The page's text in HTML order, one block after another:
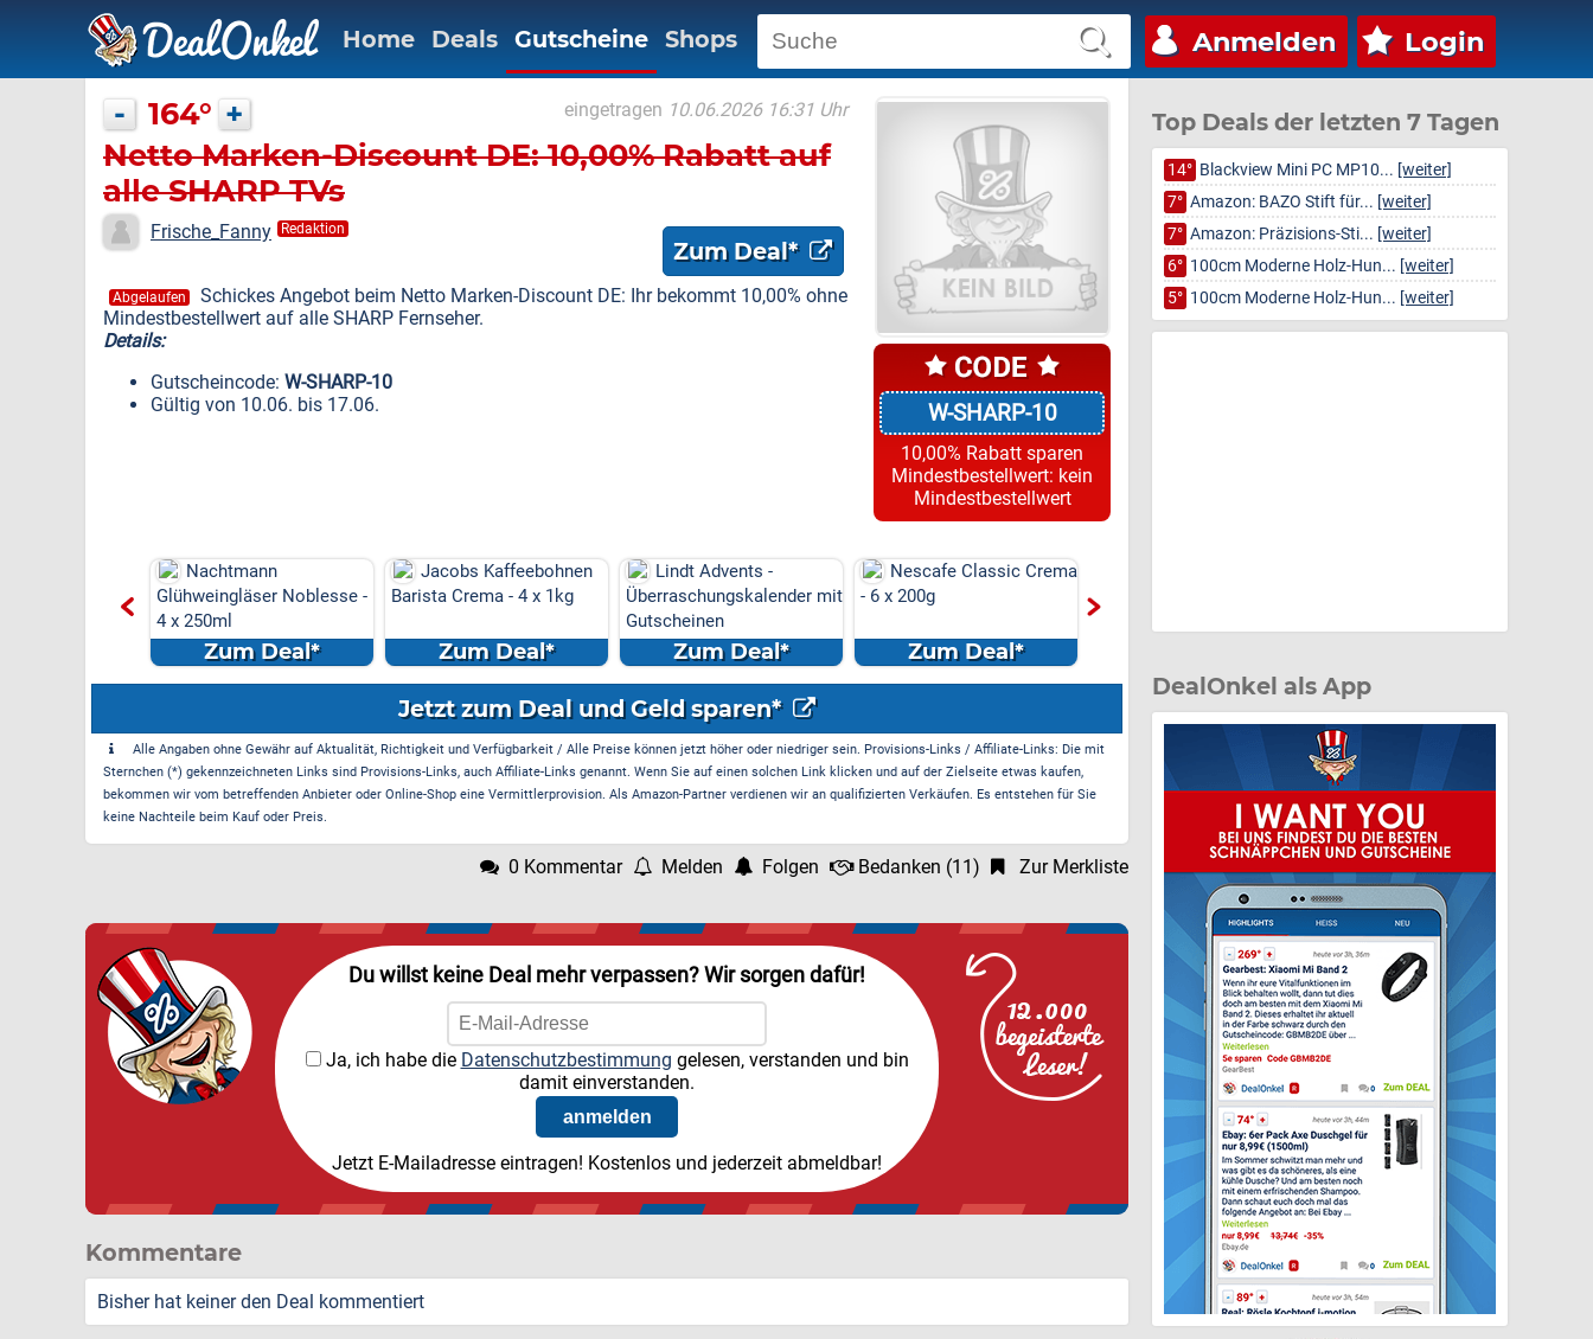
Anmelden Login
Home Deals Gutscheine Shops
W-SHARP-10
10,00% Rabatt sparen
Mindestbestellwert: kein
Mindestbestellwert
- 164° + eingetragen 10.06.2026 16:31 Uhr
Netto Marken-Discount DE: 10,00% Rabatt auf
alle SHARP TVs
Frische_Fanny Redaktion
Zum Deal*
Abgelaufen
Schickes Angebot beim Netto Marken-Discount DE: Ihr bekommt 10,00% ohne
Mindestbestellwert auf alle SHARP Fernseher.
Details:
Gutscheincode: W-SHARP-10
Gültig von 10.06. bis 17.06.
Nachtmann
Glühweingläser Noblesse -
4 x 250ml
Zum Deal*
Jacobs Kaffeebohnen
Barista Crema - 4 x 1kg
Zum Deal*
Lindt Advents -
Überraschungskalender mit
Gutscheinen
Zum Deal*
Nescafe Classic Crema
- 6 x 200g
Zum Deal*
Jetzt zum Deal und Geld sparen*
Alle Angaben ohne Gewähr auf Aktualität, Richtigkeit und Verfügbarkeit / Alle Preise können jetzt höher oder niedriger sein. Provisions-Links / Affiliate-Links: Die mit
Sternchen (*) gekennzeichneten Links sind Provisions-Links, auch Affiliate-Links genannt. Wenn Sie auf einen solchen Link klicken und auf der Zielseite etwas kaufen,
bekommen wir vom betreffenden Anbieter oder Online-Shop eine Vermittlerprovision. Als Amazon-Partner verdienen wir an qualifizierten Verkäufen. Es entstehen für Sie
keine Nachteile beim Kauf oder Preis.
0 Kommentar Melden Folgen Bedanken (11) Zur Merkliste
Du willst keine Deal mehr verpassen? Wir sorgen dafür!
Ja, ich habe die Datenschutzbestimmung gelesen, verstanden und bin
damit einverstanden.
Jetzt E-Mailadresse eintragen! Kostenlos und jederzeit abmeldbar!
Kommentare
Bisher hat keiner den Deal kommentiert
Top Deals der letzten 7 Tagen
14° Blackview Mini PC MP10... [weiter]
7° Amazon: BAZO Stift für... [weiter]
7° Amazon: Präzisions-Sti... [weiter]
6° 100cm Moderne Holz-Hun... [weiter]
5° 100cm Moderne Holz-Hun... [weiter]
DealOnkel als App